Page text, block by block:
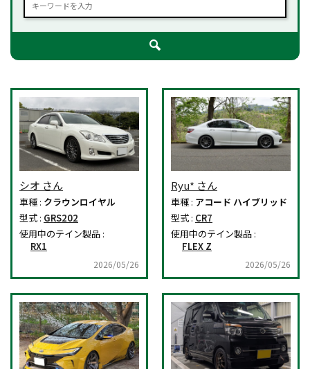
シオ さん
車種 : クラウンロイヤル
型式 : GRS202
使用中のテイン製品 :
RX1
2026/05/26
Ryu* さん
車種 : アコード ハイブリッド
型式 : CR7
使用中のテイン製品 :
FLEX Z
2026/05/26